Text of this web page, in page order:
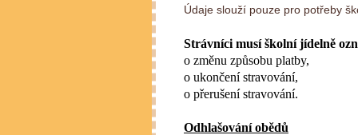
Údaje slouží pouze pro potřeby
Strávníci musí školní jídelně
o změnu způsobu platby,
o ukončení stravování,
o přerušení stravování.
Odhlašování obědů